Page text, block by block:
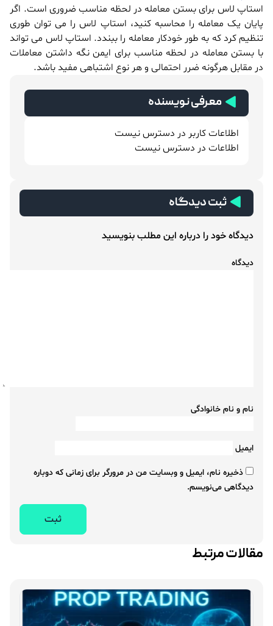
استاپ لاس برای بستن معامله در لحظه مناسب ضروری است. اگر
پایان یک معامله را محاسبه کنید، استاپ لاس را می توان طوری
تنظیم کرد که به طور خودکار معامله را ببندد. استاپ لاس می تواند
با بستن معامله در لحظه مناسب برای ایمن نگه داشتن معاملات
در مقابل هرگونه ضرر احتمالی و هر نوع اشتباهی مفید باشد.
معرفی نویسنده
اطلاعات کاربر در دسترس نیست
اطلاعات در دسترس نیست
ثبت دیدگاه
دیدگاه خود را درباره این مطلب بنویسید
دیدگاه
نام و نام خانوادگی
ایمیل
ذخیره نام، ایمیل و وبسایت من در مرورگر برای زمانی که دوباره
دیدگاهی می‌نویسم.
مقالات مرتبط